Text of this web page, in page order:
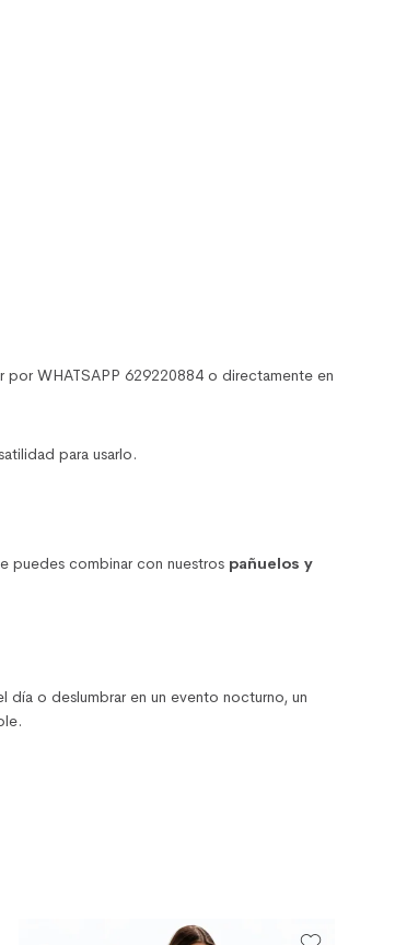
por WHATSAPP 629220884 o directamente en
para usarlo.
puedes combinar con nuestros pañuelos y
día o deslumbrar en un evento nocturno, un